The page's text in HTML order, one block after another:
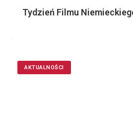
Tydzień Filmu
AKTUALNOŚCI